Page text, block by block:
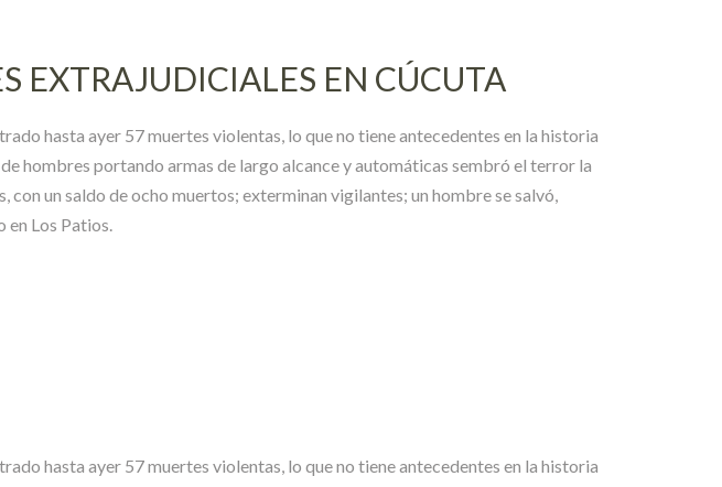
EXTRAJUDICIALES EN CÚCUTA
hasta ayer 57 muertes violentas, lo que no tiene antecedentes en la historia
hombres portando armas de largo alcance y automáticas sembró el terror la
un saldo de ocho muertos; exterminan vigilantes; un hombre se salvó,
en Los Patios.
hasta ayer 57 muertes violentas, lo que no tiene antecedentes en la historia